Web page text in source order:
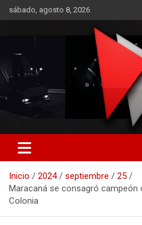
Saltar
al
sábado, agosto 8, 2026
RO
Inicio 2024 septiembre
25
Maracaná se consagró campeón
Colonia